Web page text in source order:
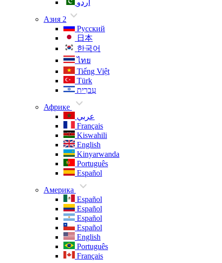
اردو
Азия 2
Русский
日本
한국어
ไทย
Tiếng Việt
Türk
עִברִית
Африке
عربي
Français
Kiswahili
English
Kinyarwanda
Português
Español
Америка
Español
Español
Español
Español
English
Português
Français